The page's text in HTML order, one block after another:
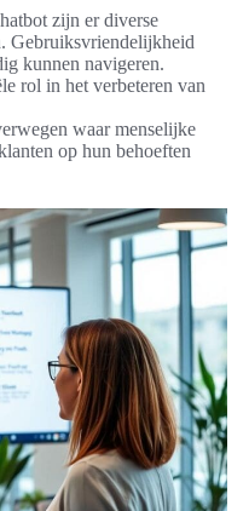
zijn er diverse
Gebruiksvriendelijkheid
kunnen navigeren.
rol in het verbeteren van
waar menselijke
op hun behoeften